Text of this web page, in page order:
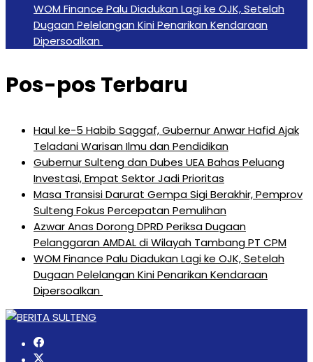
‎WOM Finance Palu Diadukan Lagi ke OJK, Setelah
Dugaan Pelelangan Kini Penarikan Kendaraan
Dipersoalkan ‎
Pos-pos Terbaru
Haul ke-5 Habib Saggaf, Gubernur Anwar Hafid Ajak
Teladani Warisan Ilmu dan Pendidikan
Gubernur Sulteng dan Dubes UEA Bahas Peluang
Investasi, Empat Sektor Jadi Prioritas
Masa Transisi Darurat Gempa Sigi Berakhir, Pemprov
Sulteng Fokus Percepatan Pemulihan
Azwar Anas Dorong DPRD Periksa Dugaan
Pelanggaran AMDAL di Wilayah Tambang PT CPM
‎WOM Finance Palu Diadukan Lagi ke OJK, Setelah
Dugaan Pelelangan Kini Penarikan Kendaraan
Dipersoalkan ‎